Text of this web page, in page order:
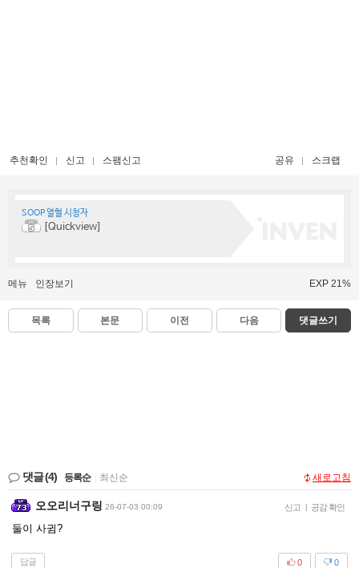
추천확인 신고 스팸신고 공유 스크랩
SOOP 열혈 시청자
[Quickview]
메뉴 인장보기 EXP 21%
목록 본문 이전 다음 댓글쓰기
댓글(4) 등록순 최신순 새로고침
오오리너구링 26-07-03 00:09 신고 | 공감 확인
둘이 사귐?
답글 0
0